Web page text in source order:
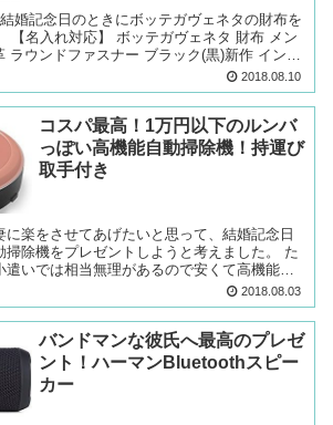
婚記念日のときにボッテガヴェネタの財布を
【名入れ対応】 ボッテガヴェネタ 財布 メン
ラウンドファスナー ブラック(黒)新作 イント
2018.08.10
コスパ最高！1万円以下のルンバ
っぽい高機能自動掃除機！持運び
取手付き
に楽をさせてあげたいと思って、結婚記念日
掃除機をプレゼントしようと考えました。 た
いでは相当無理があるので安くて高機能な
2018.08.03
バンドマンな彼氏へ最高のプレゼ
ント！ハーマンBluetoothスピー
カー